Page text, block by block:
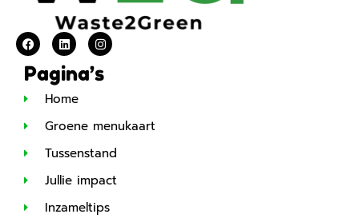
Pagina’s
Home
Groene menukaart
Tussenstand
Jullie impact
Inzameltips